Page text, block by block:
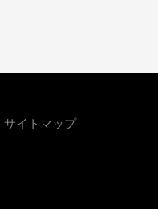
サイトマップ